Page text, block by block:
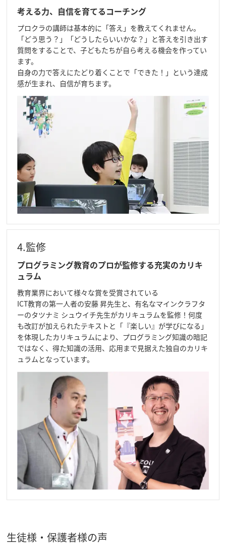
考える力、自信を育てるコーチング
プロクラの講師は基本的に「答え」を教えてくれません。
「どう思う？」「どうしたらいいかな？」と答えを引き出す
質問をすることで、子どもたちが自ら考える機会を作ってい
ます。
自身の力で答えにたどり着くことで「できた！」という達成
感が生まれ、自信が育ちます。
4.監修
プログラミング教育のプロが監修する充実のカリキ
ュラム
教育業界において様々な賞を受賞されている
ICT教育の第一人者の安藤 昇先生と、有名なマインクラフタ
ーのタツナミ シュウイチ先生がカリキュラムを監修！何度
も改訂が加えられたテキストと「『楽しい』が学びになる」
を体現したカリキュラムにより、プログラミング知識の暗記
ではなく、得た知識の活用、応用まで見据えた独自のカリキ
ュラムとなっています。
生徒様・保護者様の声